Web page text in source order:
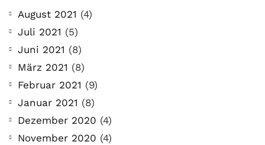
August 2021 (4)
Juli 2021 (5)
Juni 2021 (8)
März 2021 (8)
Februar 2021 (9)
Januar 2021 (8)
Dezember 2020 (4)
November 2020 (4)